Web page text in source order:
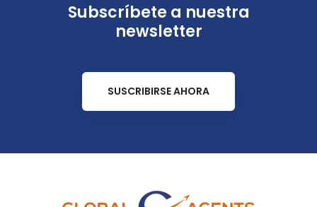
Subscríbete a nuestra
newsletter
SUSCRIBIRSE AHORA